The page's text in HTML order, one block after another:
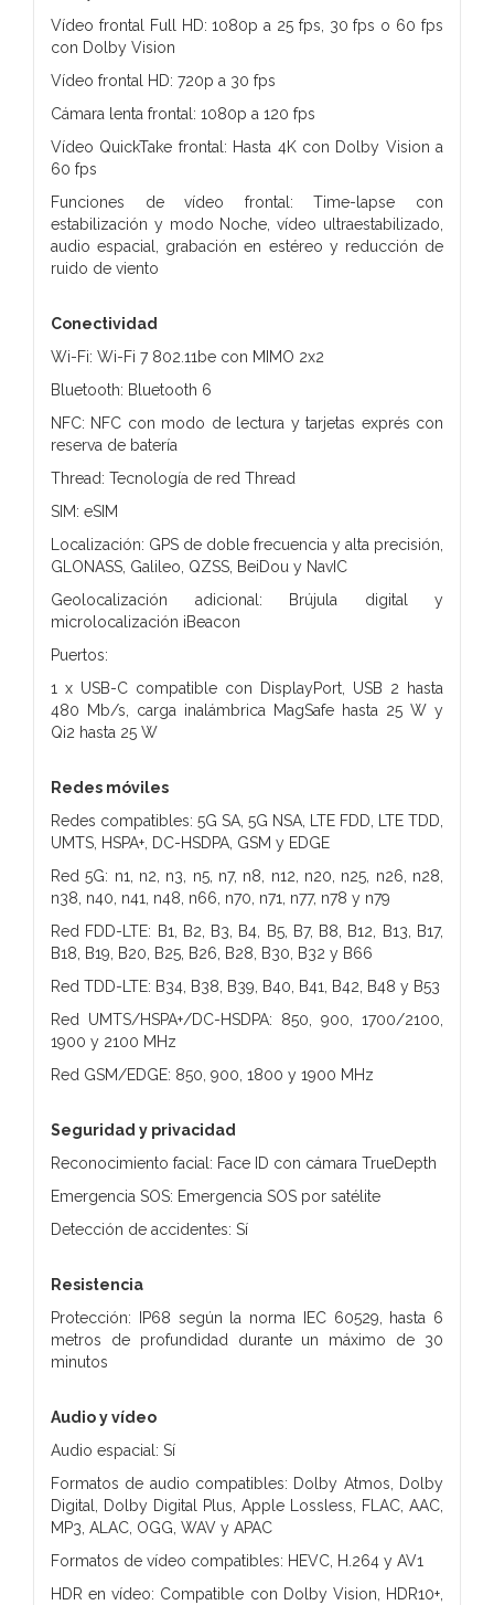
Vídeo frontal Full HD: 1080p a 25 fps, 30 fps o 60 fps
con Dolby Vision
Vídeo frontal HD: 720p a 30 fps
Cámara lenta frontal: 1080p a 120 fps
Vídeo QuickTake frontal: Hasta 4K con Dolby Vision a
60 fps
Funciones de vídeo frontal: Time-lapse con
estabilización y modo Noche, vídeo ultraestabilizado,
audio espacial, grabación en estéreo y reducción de
ruido de viento
Conectividad
Wi-Fi: Wi-Fi 7 802.11be con MIMO 2x2
Bluetooth: Bluetooth 6
NFC: NFC con modo de lectura y tarjetas exprés con
reserva de batería
Thread: Tecnología de red Thread
SIM: eSIM
Localización: GPS de doble frecuencia y alta precisión,
GLONASS, Galileo, QZSS, BeiDou y NavIC
Geolocalización adicional: Brújula digital y
microlocalización iBeacon
Puertos:
1 x USB-C compatible con DisplayPort, USB 2 hasta
480 Mb/s, carga inalámbrica MagSafe hasta 25 W y
Qi2 hasta 25 W
Redes móviles
Redes compatibles: 5G SA, 5G NSA, LTE FDD, LTE TDD,
UMTS, HSPA+, DC-HSDPA, GSM y EDGE
Red 5G: n1, n2, n3, n5, n7, n8, n12, n20, n25, n26, n28,
n38, n40, n41, n48, n66, n70, n71, n77, n78 y n79
Red FDD-LTE: B1, B2, B3, B4, B5, B7, B8, B12, B13, B17,
B18, B19, B20, B25, B26, B28, B30, B32 y B66
Red TDD-LTE: B34, B38, B39, B40, B41, B42, B48 y B53
Red UMTS/HSPA+/DC-HSDPA: 850, 900, 1700/2100,
1900 y 2100 MHz
Red GSM/EDGE: 850, 900, 1800 y 1900 MHz
Seguridad y privacidad
Reconocimiento facial: Face ID con cámara TrueDepth
Emergencia SOS: Emergencia SOS por satélite
Detección de accidentes: Sí
Resistencia
Protección: IP68 según la norma IEC 60529, hasta 6
metros de profundidad durante un máximo de 30
minutos
Audio y vídeo
Audio espacial: Sí
Formatos de audio compatibles: Dolby Atmos, Dolby
Digital, Dolby Digital Plus, Apple Lossless, FLAC, AAC,
MP3, ALAC, OGG, WAV y APAC
Formatos de vídeo compatibles: HEVC, H.264 y AV1
HDR en vídeo: Compatible con Dolby Vision, HDR10+,